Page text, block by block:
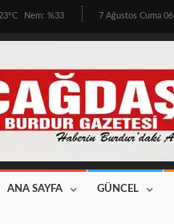
23°C Nem: %33 7 Ağustos Cuma
ANA SAYFA GÜNCEL